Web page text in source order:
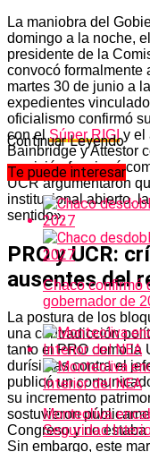
La maniobra del
domingo a la noche,
presidente de la
convocó formalmente
martes 30 de junio a
expedientes
oficialismo confirmó
con elSúper RIGIy el
Bainbridge y Attestor
comisión funcionó
UCR argumentaron
institucional abierto,
sentido».
PRO y UCR:
ausentes del
La postura de los
una contradicción
tanto el PRO como la
durísimas contra el
publicó un
su incremento
sostuvieron
Congreso y no
Sin embargo, este
Continuar Leyendo
Te puede interesar
Chaco confirmó
gobernador de
Monteoliva
Seguridad